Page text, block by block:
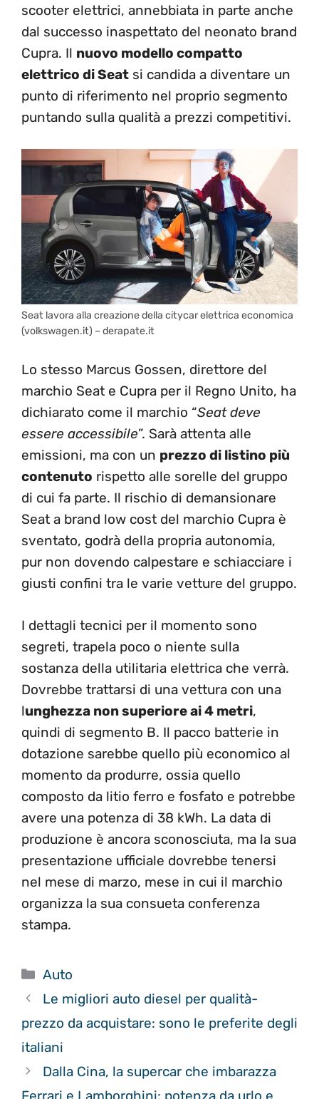
scooter elettrici, annebbiata in parte anche
dal successo inaspettato del neonato brand
Cupra. Il nuovo modello compatto
elettrico di Seat si candida a diventare un
punto di riferimento nel proprio segmento
puntando sulla qualità a prezzi competitivi.
Seat lavora alla creazione della citycar elettrica economica
(volkswagen.it) – derapate.it
Lo stesso Marcus Gossen, direttore del
marchio Seat e Cupra per il Regno Unito, ha
dichiarato come il marchio “Seat deve
essere accessibile”. Sarà attenta alle
emissioni, ma con un prezzo di listino più
contenuto rispetto alle sorelle del gruppo
di cui fa parte. Il rischio di demansionare
Seat a brand low cost del marchio Cupra è
sventato, godrà della propria autonomia,
pur non dovendo calpestare e schiacciare i
giusti confini tra le varie vetture del gruppo.
I dettagli tecnici per il momento sono
segreti, trapela poco o niente sulla
sostanza della utilitaria elettrica che verrà.
Dovrebbe trattarsi di una vettura con una
lunghezza non superiore ai 4 metri,
quindi di segmento B. Il pacco batterie in
dotazione sarebbe quello più economico al
momento da produrre, ossia quello
composto da litio ferro e fosfato e potrebbe
avere una potenza di 38 kWh. La data di
produzione è ancora sconosciuta, ma la sua
presentazione ufficiale dovrebbe tenersi
nel mese di marzo, mese in cui il marchio
organizza la sua consueta conferenza
stampa.
Categorie
Auto
Le migliori auto diesel per qualità-
prezzo da acquistare: sono le preferite degli
italiani
Dalla Cina, la supercar che imbarazza
Ferrari e Lamborghini: potenza da urlo e